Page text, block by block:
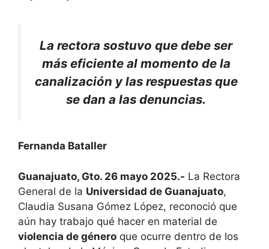
La rectora sostuvo que debe ser
más eficiente al momento de la
canalización y las respuestas que
se dan a las denuncias.
Fernanda Bataller
Guanajuato, Gto. 26 mayo 2025.- La Rectora
General de la Universidad de Guanajuato,
Claudia Susana Gómez López, reconoció que
aún hay trabajo qué hacer en material de
violencia de género que ocurre dentro de los